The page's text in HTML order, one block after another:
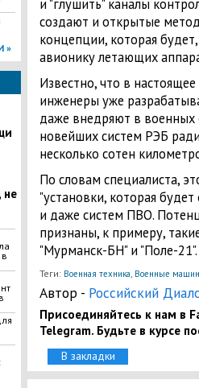
»
и "глушить" каналы
создают и открытые
концепции, которая
авионику летающих
Известно, что в
инженеры уже
даже внедряют в военных
новейших систем РЭБ
несколько сотен
По словам специалиста,
"установки, которая
и даже систем ПВО.
признаны, к примеру,
"Мурманск-БН" и "Поле-21".
Теги: Военная техника, Военные
Автор - Российский
Присоединяйтесь к нам в
Telegram. Будьте в курсе
В закладки